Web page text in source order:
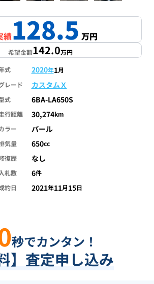
績128.5万円
希望金額142.0万円
式 2020年1月
レード
カスタムＸ
式 6BA-LA650S
行距離 30,274km
ラー
パール
気量 650cc
復歴
なし
入札数 6件
約日
2021年11月15日
秒でカンタン！
】査定申し込み